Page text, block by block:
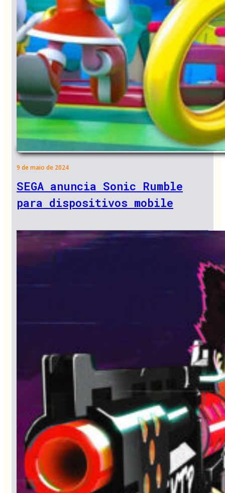
9 de maio de 2024
SEGA anuncia Sonic Rumble
para dispositivos mobile